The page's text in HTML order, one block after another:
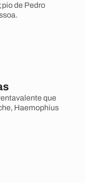
de Pedro
que
Haemophius